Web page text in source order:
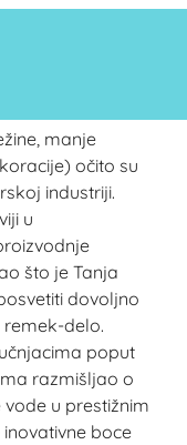
manje
očito su
industriji.
u
što je Tanja
dovoljno
remek-delo.
poput
razmišljao o
u prestižnim
boce